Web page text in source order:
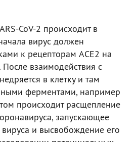
CoV-2 происходит в
вирус должен
к рецепторам ACE2 на
После взаимодействия с
в клетку и там
ферментами, например
происходит расщепление
запускающее
и высвобождение его